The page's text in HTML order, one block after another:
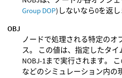
Group DOP)しないなら0を返し
OBJ
ノードで処理される特定のオ
ス。 この値は、指定したタ
NOBJ-1まで実行されます。
などのシミュレーション内の